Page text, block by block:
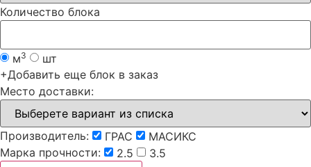
Количество блока
м3
шт
+Добавить еще блок в заказ
Место доставки:
Производитель: ГРАС
МАСИКС
Марка прочности:
2.5 3.5